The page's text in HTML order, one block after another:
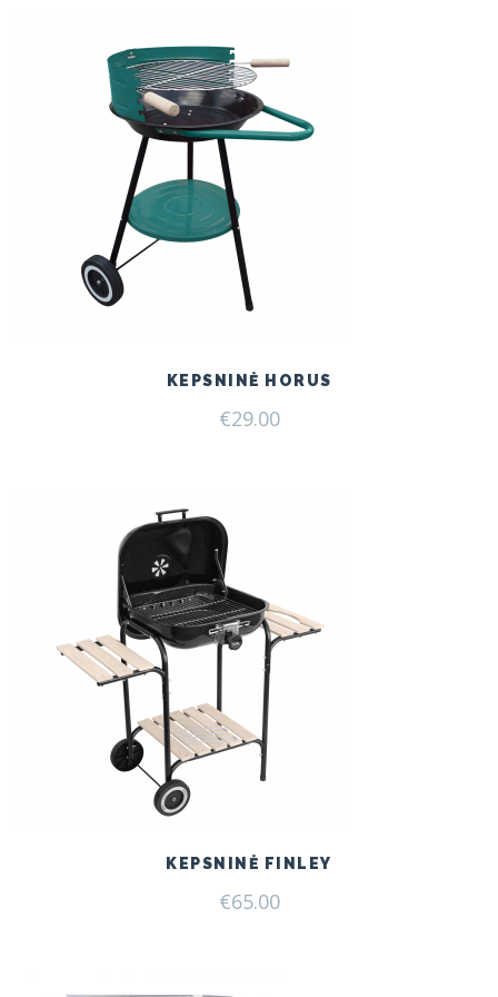
KEPSNINĖ HORUS
€29.00
KEPSNINĖ FINLEY
€65.00